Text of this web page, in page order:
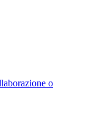
o